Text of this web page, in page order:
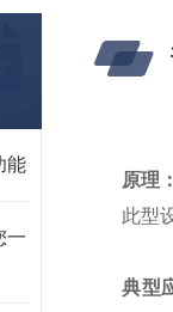
能
一
原理
此型
典型